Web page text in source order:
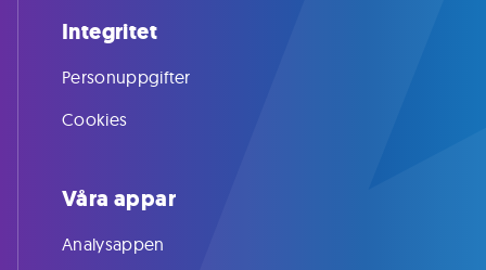
Integritet
Personuppgifter
Cookies
Våra appar
Analysappen